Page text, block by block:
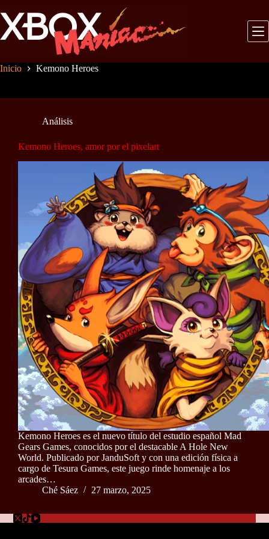
al
contenido
Inicio Kemono Heroes
Análisis
Kemono Heroes, amor por el pixelart
Kemono Heroes es el nuevo título del estudio español Mad
Gears Games, conocidos por el destacable A Hole New
World. Publicado por JanduSoft y con una edición física a
cargo de Tesura Games, este juego rinde homenaje a los
arcades…
Ché Sáez
27 marzo, 2025